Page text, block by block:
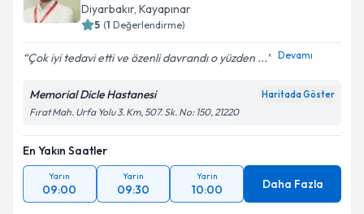
Diyarbakır, Kayapınar
5 (1 Değerlendirme)
Çok iyi tedavi etti ve özenli davrandı o yüzden ... Devamı
Memorial Dicle Hastanesi Haritada Göster
Fırat Mah. Urfa Yolu 3. Km, 507. Sk. No: 150, 21220
En Yakın Saatler
Yarın
09:00
Yarın
09:30
Yarın
10:00 Daha Fazla